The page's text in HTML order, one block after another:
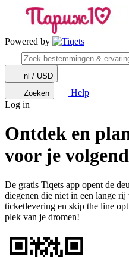
Powered by
nl / USD
Zoeken
Help
Log in
Ontdek en
voor je
De gratis Tiqets app opent de
diegenen die niet in een lange
ticketlevering en skip the line
plek van je dromen!